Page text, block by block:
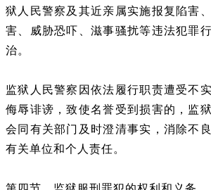
狱人民警察及其近亲属实施报复陷害
害、威胁恐吓、滋事骚扰等违法犯罪
治。
监狱人民警察因依法履行职责遭受不
侮辱诽谤，致使名誉受到损害的，监
会同有关部门及时澄清事实，消除不
有关单位和个人责任。